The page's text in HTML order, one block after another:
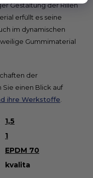
Gestaltung der Rillen
erfüllt es seine
im dynamischen
Gummimaterial
der
einen Blick auf
ihre Werkstoffe
1,5
1
EPDM 70
kvalita